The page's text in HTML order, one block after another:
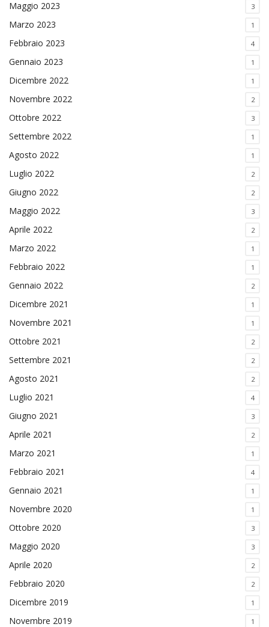
Maggio 2023 3
Marzo 2023 1
Febbraio 2023 4
Gennaio 2023 1
Dicembre 2022 1
Novembre 2022 2
Ottobre 2022 3
Settembre 2022 1
Agosto 2022 1
Luglio 2022 2
Giugno 2022 2
Maggio 2022 3
Aprile 2022 2
Marzo 2022 1
Febbraio 2022 1
Gennaio 2022 2
Dicembre 2021 1
Novembre 2021 1
Ottobre 2021 2
Settembre 2021 2
Agosto 2021 2
Luglio 2021 4
Giugno 2021 3
Aprile 2021 2
Marzo 2021 1
Febbraio 2021 4
Gennaio 2021 1
Novembre 2020 1
Ottobre 2020 3
Maggio 2020 3
Aprile 2020 2
Febbraio 2020 2
Dicembre 2019 1
Novembre 2019 1